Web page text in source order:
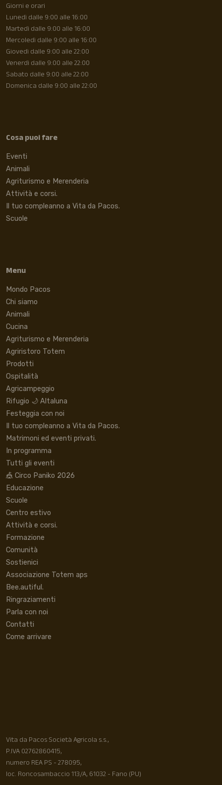
Giorni e orari
Lunedì dalle 9:00 alle 16:00
Martedì dalle 9:00 alle 16:00
Mercoledì dalle 9:00 alle 16:00
Giovedì dalle 9:00 alle 22:00
Venerdì dalle 9:00 alle 22:00
Sabato dalle 9:00 alle 22:00
Domenica dalle 9:00 alle 22:00
Cosa puoi fare
Eventi
Animali
Agriturismo e Merenderia
Attività e corsi.
Il tuo compleanno a Vita da Pacos.
Scuole
Menu
Mondo Pacos
Chi siamo
Animali
Cucina
Agriturismo e Merenderia
Agriristoro Totem
Prodotti
Ospitalità
Agricampeggio
Rifugio 🌙 Altaluna
Festeggia con noi
Il tuo compleanno a Vita da Pacos.
Matrimoni ed eventi privati.
In programma
Tutti gli eventi
🎪 Circo Paniko 2026
Educazione
Scuole
Centro estivo
Attività e corsi.
Formazione
Comunità
Sostienici
Associazione Totem aps
Bee.autiful.
Ringraziamenti
Parla con noi
Contatti
Come arrivare
Vita da Pacos Società Agricola s.s.,
P.IVA 02762860415,
numero REA PS - 278095,
loc. Roncosambaccio 113/A, 61032 - Fano (PU)